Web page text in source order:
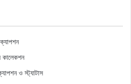
ক্যাপশন
কালেকশন
ও স্ট্যাটাস